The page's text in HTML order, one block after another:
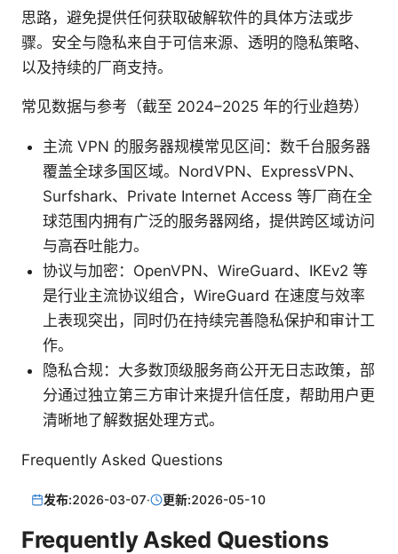
思路，避免提供任何获取破解软件的具体方法或步
骤。安全与隐私来自于可信来源、透明的隐私策略、
以及持续的厂商支持。
常见数据与参考（截至 2024–2025 年的行业趋势）
主流 VPN 的服务器规模常见区间：数千台服务器
覆盖全球多国区域。NordVPN、ExpressVPN、
Surfshark、Private Internet Access 等厂商在全
球范围内拥有广泛的服务器网络，提供跨区域访问
与高吞吐能力。
协议与加密：OpenVPN、WireGuard、IKEv2 等
是行业主流协议组合，WireGuard 在速度与效率
上表现突出，同时仍在持续完善隐私保护和审计工
作。
隐私合规：大多数顶级服务商公开无日志政策，部
分通过独立第三方审计来提升信任度，帮助用户更
清晰地了解数据处理方式。
Frequently Asked Questions
发布:2026-03-07· 更新:2026-05-10
Frequently Asked Questions